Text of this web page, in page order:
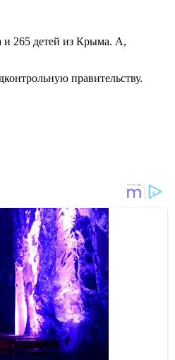
и 265 детей из Крыма. А,
правительству.